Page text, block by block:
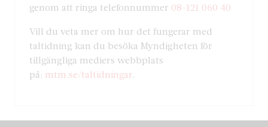
genom att ringa telefonnummer 08-121 060 40
Vill du veta mer om hur det fungerar med
taltidning kan du besöka Myndigheten för
tillgängliga mediers webbplats
på: mtm.se/taltidningar.